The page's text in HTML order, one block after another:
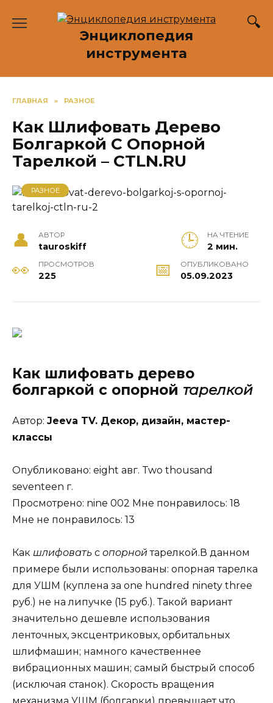
Энциклопедия
инструмента
ГЛАВНАЯ » РАЗНОЕ
Как Шлифовать Дерево
Болгаркой С Опорной
Тарелкой – CTLN.RU
РАЗНОЕ
АВТОР
tauroskiff
НА ЧТЕНИЕ
2 мин.
ПРОСМОТРОВ
225
ОПУБЛИКОВАНО
05.09.2023
Как шлифовать дерево
болгаркой с опорной тарелкой
Автор: Jeeva TV. Декор, дизайн, мастер-
классы
Опубликовано: eight авг. Two thousand
seventeen г.
Просмотрено: nine 002 Мне понравилось: 18
Мне не понравилось: 13
Как шлифовать с опорнойтарелкой.В данном
примере были использованы: опорная тарелка
для УШМ (куплена за one hundred ninety three
руб.) не на липучке (15 руб.). Такой вариант
значительно дешевле использования
ленточных, эксцентриковых, орбитальных
шлифмашин; намного качественнее
вибрационных машин; самый быстрый способ
(исключая станок). Скорость вращения